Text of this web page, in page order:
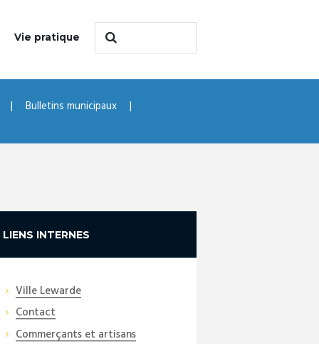
Vie pratique
Bulletins municipaux
LIENS INTERNES
Ville Lewarde
Contact
Commerçants et artisans